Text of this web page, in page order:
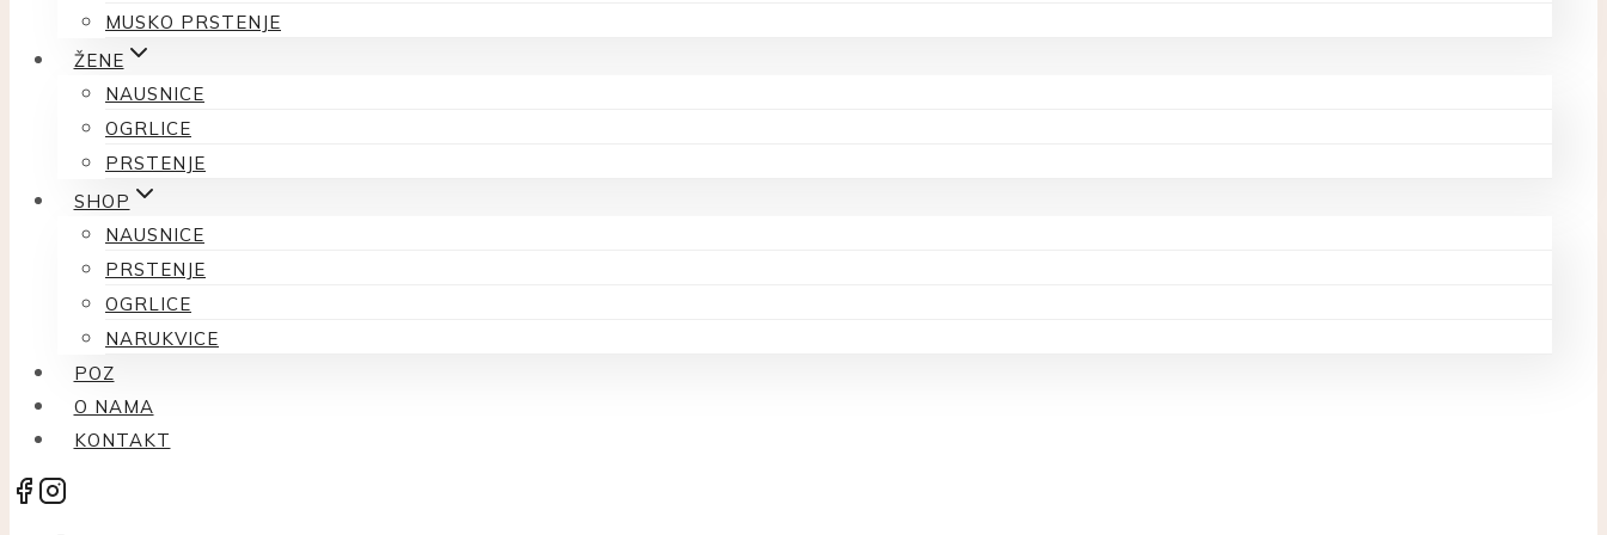
MUSKO PRSTENJE
ŽENE
NAUSNICE
OGRLICE
PRSTENJE
SHOP
NAUSNICE
PRSTENJE
OGRLICE
NARUKVICE
POZ
O NAMA
KONTAKT